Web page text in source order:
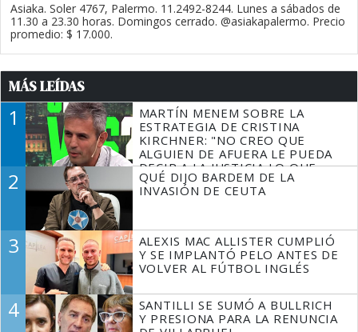
Asiaka. Soler 4767, Palermo. 11.2492-8244. Lunes a sábados de
11.30 a 23.30 horas. Domingos cerrado. @asiakapalermo. Precio
promedio: $ 17.000.
MÁS LEÍDAS
1
MARTÍN MENEM SOBRE LA
ESTRATEGIA DE CRISTINA
KIRCHNER: "NO CREO QUE
ALGUIEN DE AFUERA LE PUEDA
DECIR A LA JUSTICIA LO QUE
TIENE QUE HACER"
2
QUÉ DIJO BARDEM DE LA
INVASIÓN DE CEUTA
3
ALEXIS MAC ALLISTER CUMPLIÓ
Y SE IMPLANTÓ PELO ANTES DE
VOLVER AL FÚTBOL INGLÉS
4
SANTILLI SE SUMÓ A BULLRICH
Y PRESIONA PARA LA RENUNCIA